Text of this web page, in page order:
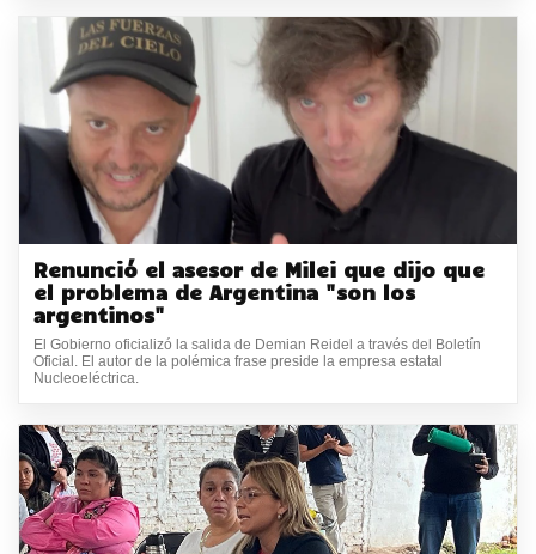
Renunció el asesor de Milei que dijo que
el problema de Argentina "son los
argentinos"
El Gobierno oficializó la salida de Demian Reidel a través del Boletín
Oficial. El autor de la polémica frase preside la empresa estatal
Nucleoeléctrica.